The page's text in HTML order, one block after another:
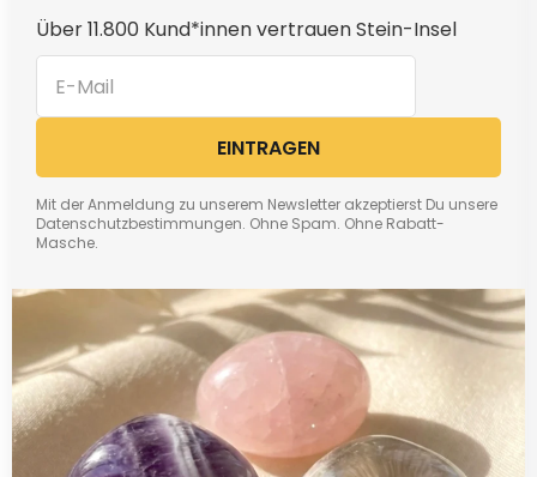
Über 11.800 Kund*innen vertrauen Stein-Insel
EINTRAGEN
Mit der Anmeldung zu unserem Newsletter akzeptierst Du unsere
Datenschutzbestimmungen. Ohne Spam. Ohne Rabatt-
Masche.